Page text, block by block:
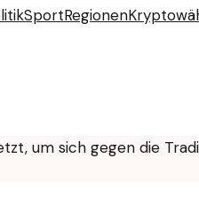
SportRegionen
um sich gegen die